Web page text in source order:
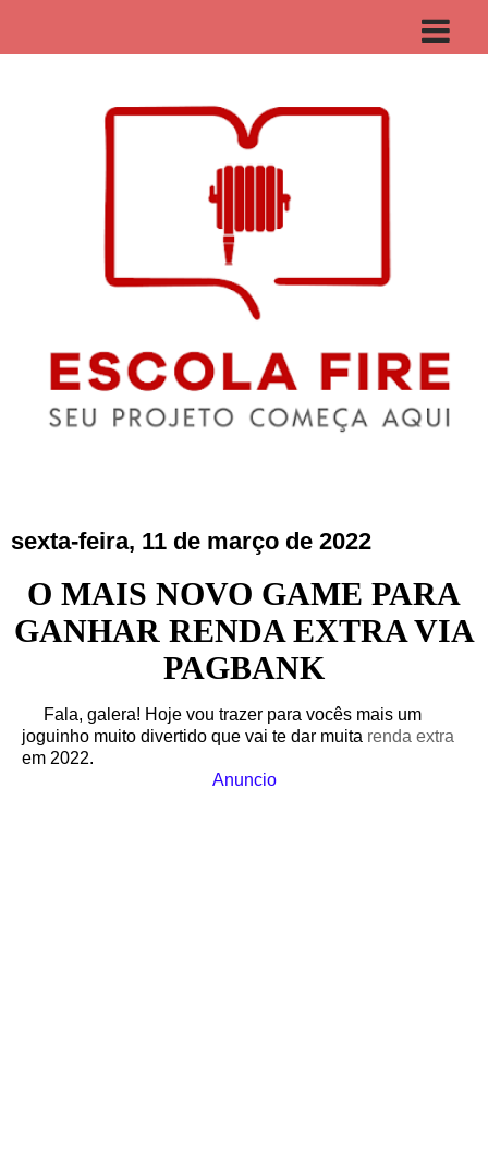
sexta-feira, 11 de março de 2022
O MAIS NOVO GAME PARA
GANHAR RENDA EXTRA VIA
PAGBANK
Fala, galera! Hoje vou trazer para vocês mais um
joguinho muito divertido que vai te dar muita renda extra
em 2022.
Anuncio